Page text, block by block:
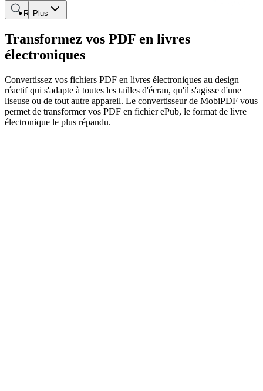
Plus
Rechercher
Transformez vos PDF en livres
électroniques
Convertissez vos fichiers PDF en livres électroniques au design
réactif qui s'adapte à toutes les tailles d'écran, qu'il s'agisse d'une
liseuse ou de tout autre appareil. Le convertisseur de MobiPDF vous
permet de transformer vos PDF en fichier ePub, le format de livre
électronique le plus répandu.